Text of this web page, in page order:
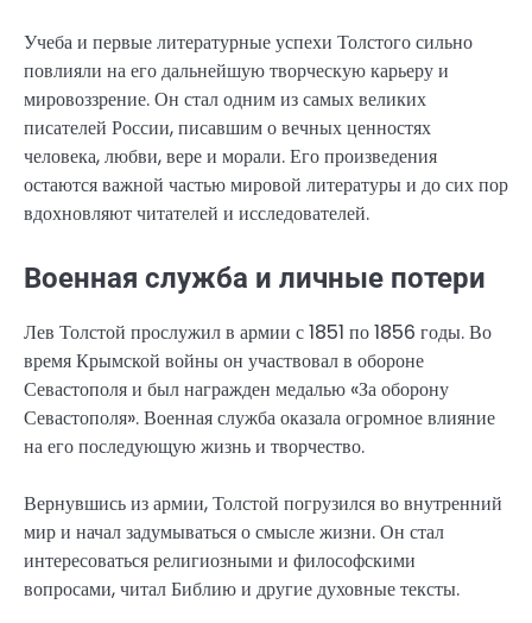
Учеба и первые литературные успехи Толстого сильно
повлияли на его дальнейшую творческую карьеру и
мировоззрение. Он стал одним из самых великих
писателей России, писавшим о вечных ценностях
человека, любви, вере и морали. Его произведения
остаются важной частью мировой литературы и до сих пор
вдохновляют читателей и исследователей.
Военная служба и личные потери
Лев Толстой прослужил в армии с 1851 по 1856 годы. Во
время Крымской войны он участвовал в обороне
Севастополя и был награжден медалью «За оборону
Севастополя». Военная служба оказала огромное влияние
на его последующую жизнь и творчество.
Вернувшись из армии, Толстой погрузился во внутренний
мир и начал задумываться о смысле жизни. Он стал
интересоваться религиозными и философскими
вопросами, читал Библию и другие духовные тексты.